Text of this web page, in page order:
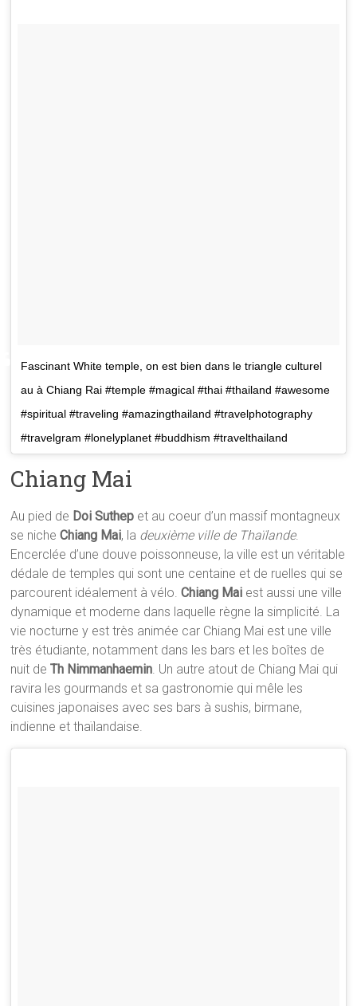
Fascinant White temple, on est bien dans le triangle culturel
au à Chiang Rai #temple #magical #thai #thailand #awesome
#spiritual #traveling #amazingthailand #travelphotography
#travelgram #lonelyplanet #buddhism #travelthailand
Chiang Mai
Au pied de Doi Suthep et au coeur d’un massif montagneux
se nicheChiang Mai, la deuxième ville de Thaïlande.
Encerclée d’une douve poissonneuse, la ville est un véritable
dédale de temples qui sont une centaine et de ruelles qui se
parcourent idéalement à vélo.Chiang Mai est aussi une ville
dynamique et moderne dans laquelle règne la simplicité. La
vie nocturne y est très animée car Chiang Mai est une ville
très étudiante, notamment dans les bars et les boîtes de
nuit deTh Nimmanhaemin. Un autre atout de Chiang Mai qui
ravira les gourmands et sa gastronomie qui mêle les
cuisines japonaises avec ses bars à sushis, birmane,
indienne et thaïlandaise.